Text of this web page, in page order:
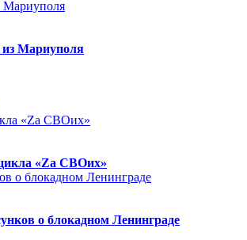
из Мариуполя
«Zа СВОих»
о блокадном Ленинграде